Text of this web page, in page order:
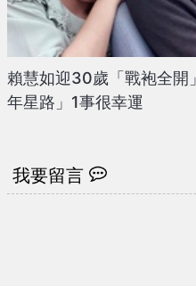
賴慧如迎30歲「戰袍全開
年星路」1事很幸運
我要留言